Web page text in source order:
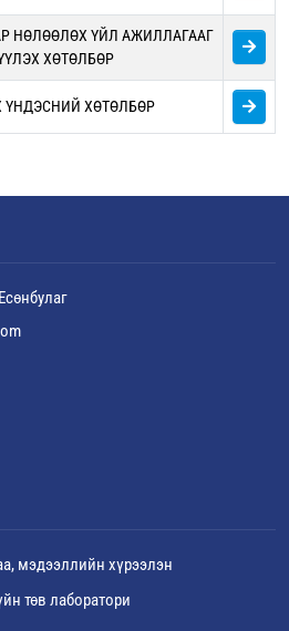
НӨЛӨӨЛӨХ ҮЙЛ АЖИЛЛАГААГ
ХӨТӨЛБӨР
ХӨТӨЛБӨР
мэдээллийн хүрээлэн
төв лаборатори